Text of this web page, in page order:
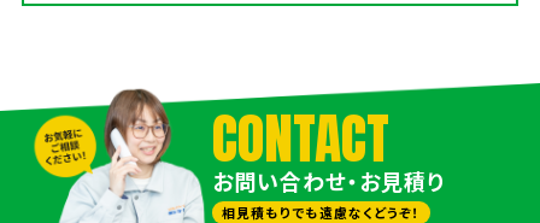
CONTACT
お問い合わせ・お見積り
相見積もりでも遠慮なくどうぞ！